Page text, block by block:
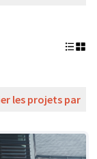
les projets par